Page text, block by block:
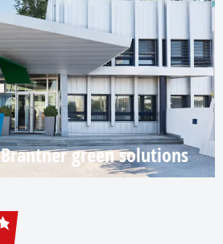
green solutions